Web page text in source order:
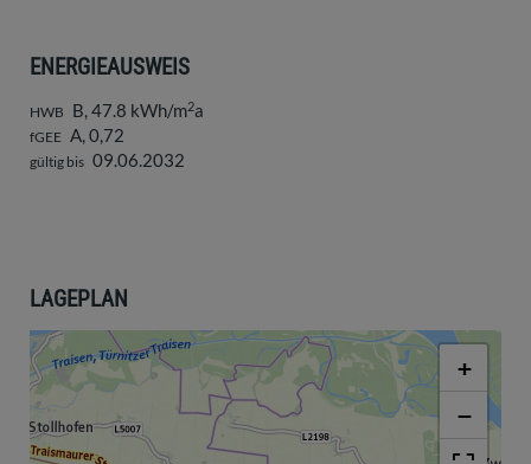
ENERGIEAUSWEIS
HWB B, 47.8 kWh/m2a
fGEE A, 0,72
gültig bis 09.06.2032
LAGEPLAN
+
−